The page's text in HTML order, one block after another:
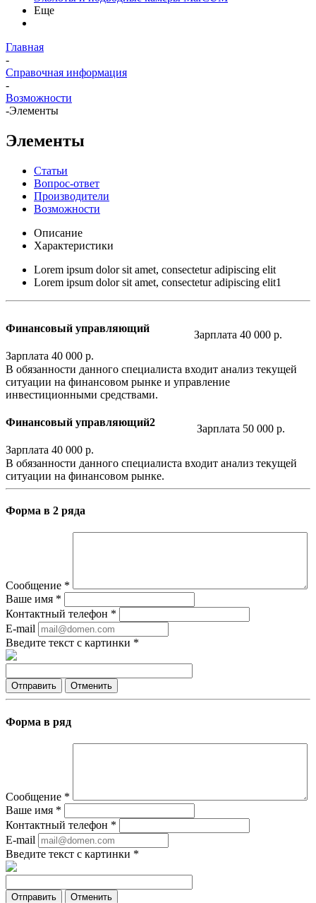
Еще
Главная
-
Справочная информация
-
Возможности
-Элементы
Элементы
Статьи
Вопрос-ответ
Производители
Возможности
Описание
Характеристики
Lorem ipsum dolor sit amet, consectetur adipiscing elit
Lorem ipsum dolor sit amet, consectetur adipiscing elit1
Финансовый управляющий
Зарплата 40 000 р.
Зарплата 40 000 р.
В обязанности данного специалиста входит анализ текущей
ситуации на финансовом рынке и управление
инвестиционными средствами.
Финансовый управляющий2
Зарплата 40 000 р.
Зарплата 50 000 р.
В обязанности данного специалиста входит анализ текущей
ситуации на финансовом рынке.
Форма в 2 ряда
Сообщение *
Ваше имя *
Контактный телефон *
E-mail
Введите текст с картинки *
Отправить Отменить
Форма в ряд
Сообщение *
Ваше имя *
Контактный телефон *
E-mail
Введите текст с картинки *
Отправить Отменить